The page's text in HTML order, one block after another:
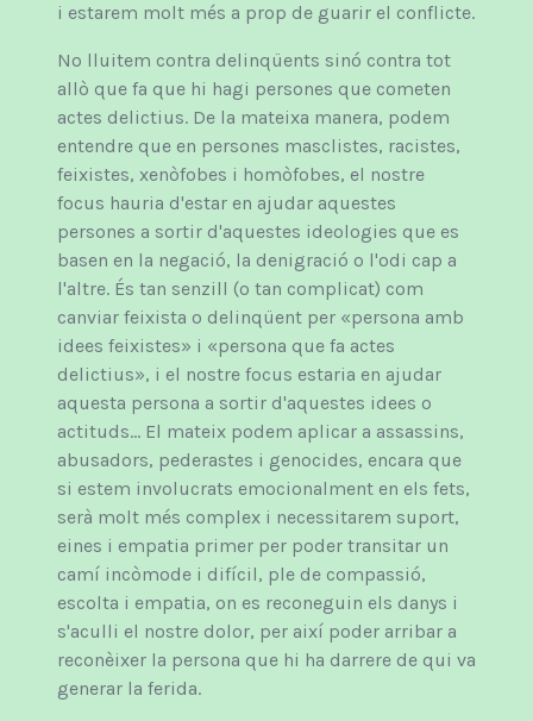
i estarem molt més a prop de guarir el conflicte.
No lluitem contra delinqüents sinó contra tot
allò que fa que hi hagi persones que cometen
actes delictius. De la mateixa manera, podem
entendre que en persones masclistes, racistes,
feixistes, xenòfobes i homòfobes, el nostre
focus hauria d'estar en ajudar aquestes
persones a sortir d'aquestes ideologies que es
basen en la negació, la denigració o l'odi cap a
l'altre. És tan senzill (o tan complicat) com
canviar feixista o delinqüent per «persona amb
idees feixistes» i «persona que fa actes
delictius», i el nostre focus estaria en ajudar
aquesta persona a sortir d'aquestes idees o
actituds... El mateix podem aplicar a assassins,
abusadors, pederastes i genocides, encara que
si estem involucrats emocionalment en els fets,
serà molt més complex i necessitarem suport,
eines i empatia primer per poder transitar un
camí incòmode i difícil, ple de compassió,
escolta i empatia, on es reconeguin els danys i
s'aculli el nostre dolor, per així poder arribar a
reconèixer la persona que hi ha darrere de qui va
generar la ferida.